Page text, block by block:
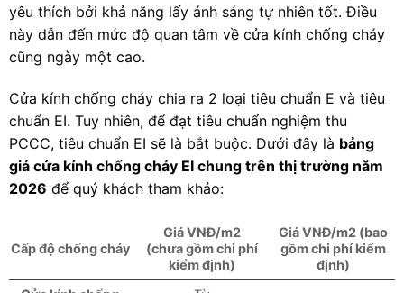
yêu thích bởi khả năng lấy ánh sáng tự nhiên tốt. Điều
này dẫn đến mức độ quan tâm về cửa kính chống cháy
cũng ngày một cao.
Cửa kính chống cháy chia ra 2 loại tiêu chuẩn E và tiêu
chuẩn EI. Tuy nhiên, để đạt tiêu chuẩn nghiệm thu
PCCC, tiêu chuẩn EI sẽ là bắt buộc. Dưới đây là bảng
giá cửa kính chống cháy EI chung trên thị trường năm
2026 để quý khách tham khảo:
Cấp độ chống cháy
Giá VNĐ/m2
(chưa gồm chi phí
kiểm định)
Giá VNĐ/m2 (bao
gồm chi phí kiểm
định)